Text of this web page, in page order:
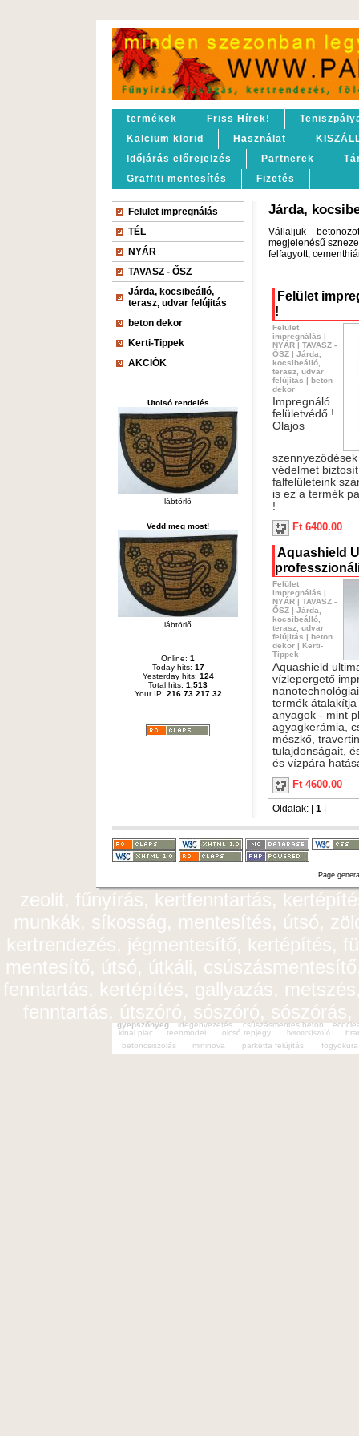
termékek Friss Hírek!
Kalcium klorid
Használat
Időjárás előrejelzés
Partnerek
Graffiti mentesítés
Fizetés
Felület impregnálás
TÉL
NYÁR
TAVASZ - ŐSZ
Járda, kocsibeálló,
terasz, udvar felújitás
beton dekor
Kerti-Tippek
AKCIÓK
Utolsó rendelés
lábtörlő
Vedd meg most!
lábtörlő
Online: 1
Today hits: 17
Yesterday hits: 124
Total hits: 1,513
Your IP: 216.73.217.32
Járda,
Vállaljuk
megjelenésű
felfagyott,
Felület
!
Felület
impregnálás |
NYÁR| TAVASZ -
ŐSZ| Járda,
kocsibeálló,
terasz, udvar
felújitás | beton
dekor
Impregnáló
felületvédő !
Olajos
védelmet
falfelületeink
is ez a termék
!
Ft 6400.00
Aquashield
Felület
impregnálás |
NYÁR| TAVASZ -
ŐSZ| Járda,
kocsibeálló,
terasz, udvar
felújitás | beton
dekor| Kerti-
Tippek
Aquashield
vízlepergető
termék
anyagok - mint
agyagkerámia,
mészkő,
tulajdonságait,
és vízpára
Ft 4600.00
Oldalak: | 1|
Page
zeolit, fűnyírás, kertfenntartás,
munkák, síkosság, mentesítés, útsó,
kertrendezés, jégmentesítő, kertépítés,
mentesítő, útsó, útkáli,
fenntartás, kertépítés, gallyazás,
fenntartás, útszóró, sószóró,
gyepszőnyeg idegenvezetés csúszásmentes beton
kinai piac
teenmodel olcsó repjegy betoncsiszoló
betoncsiszolás
mininova parketta felújítás fogyokura